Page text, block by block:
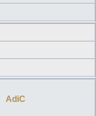
AdiC